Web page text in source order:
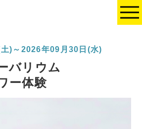
)～2026年09月30日(水)
バリウム
ー体験